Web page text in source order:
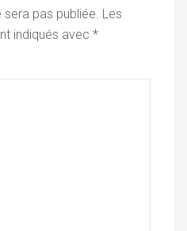
pas publiée. Les
indiqués avec *